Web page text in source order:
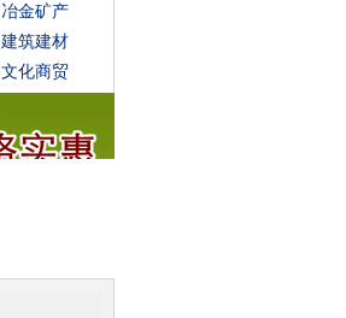
冶金矿产
建筑建材
文化商贸